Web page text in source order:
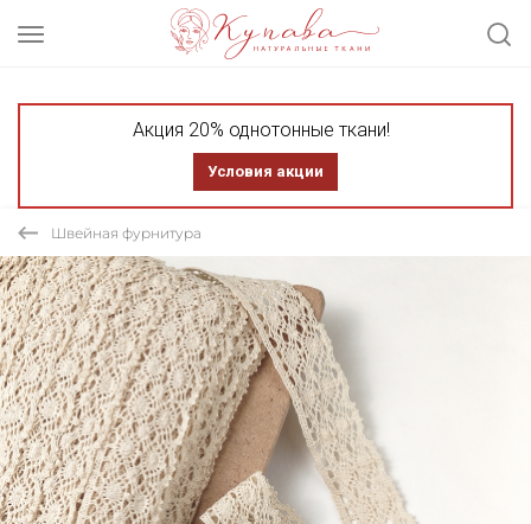
Акция 20% однотонные ткани!
Условия акции
Швейная фурнитура